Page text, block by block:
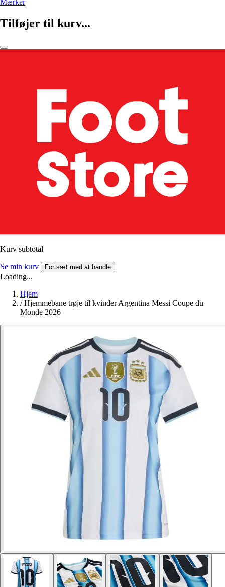
Mærker
Tilføjer til kurv...
Kurv subtotal
Se min kurv Fortsæt med at handle
Loading...
Hjem
/ Hjemmebane trøje til kvinder Argentina Messi Coupe du
Monde 2026